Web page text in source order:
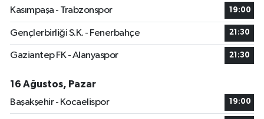
Kasımpaşa - Trabzonspor 19:00
Gençlerbirliği S.K. - Fenerbahçe 21:30
Gaziantep FK - Alanyaspor 21:30
16 Ağustos, Pazar
Başakşehir - Kocaelispor
19:00